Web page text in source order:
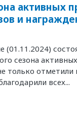
активных
и
(01.11.2024)
сезона
только
всех...